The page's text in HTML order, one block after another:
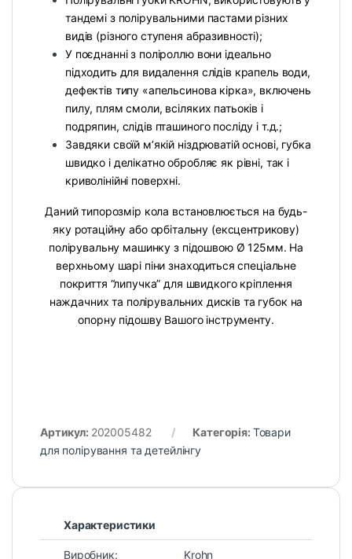
тандемі з полірувальними пастами різних
видів (різного ступеня абразивності);
У поєднанні з поліроллю вони ідеально
підходить для видалення слідів крапель води,
дефектів типу «апельсинова кірка», включень
пилу, плям смоли, всіляких патьоків і
подряпин, слідів пташиного посліду і т.д.;
Завдяки своїй м’якій ніздрюватій основі, губка
швидко і делікатно обробляє як рівні, так і
криволінійні поверхні.
Даний типорозмір кола встановлюється на будь-
яку ротаційну або орбітальну (ексцентрикову)
полірувальну машинку з підошвою Ø 125мм. На
верхньому шарі піни знаходиться спеціальне
покриття “липучка” для швидкого кріплення
наждачних та полірувальних дисків та губок на
опорну підошву Вашого інструменту.
Артикул: 202005482 Категорія: Товари
для полірування та детейлінгу
Характеристики
Виробник: Krohn